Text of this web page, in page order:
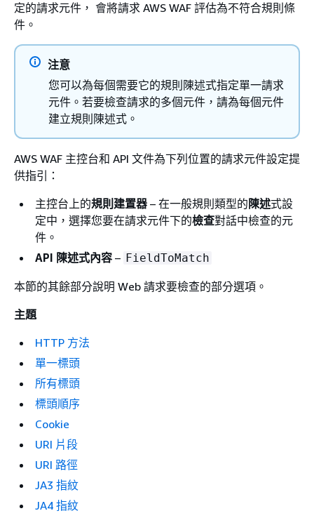
定的請求元件， 會將請求 AWS WAF 評估為不符合規則條
件。
注意
您可以為每個需要它的規則陳述式指定單一請求
元件。若要檢查請求的多個元件，請為每個元件
建立規則陳述式。
AWS WAF 主控台和 API 文件為下列位置的請求元件設定提
供指引：
主控台上的規則建置器 – 在一般規則類型的 陳述式設
定中，選擇您要在請求元件下的檢查對話中檢查的元
件。
API 陳述式內容 – FieldToMatch
本節的其餘部分說明 Web 請求要檢查的部分選項。
主題
HTTP 方法
單一標頭
所有標頭
標頭順序
Cookie
URI 片段
URI 路徑
JA3 指紋
JA4 指紋